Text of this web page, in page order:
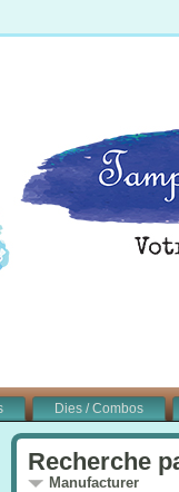
Dies / Combos
Recherche
Manufacturer